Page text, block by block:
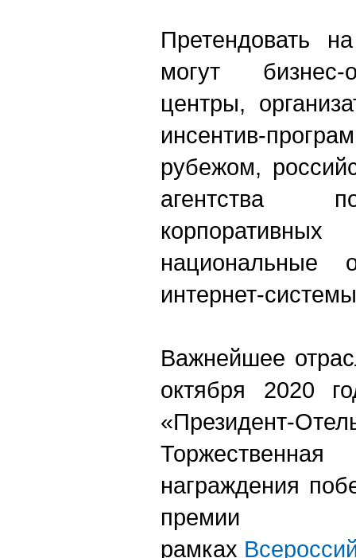
Претендовать
могут бизнес-
центры,
инсентив-
рубежом,
агентства
национальные
интернет-
Важнейшее
октября 2020
«Президент-
награждения
премии
рамках